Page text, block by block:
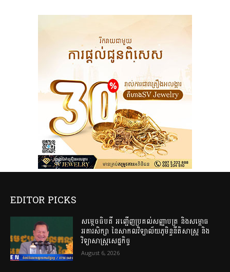
EDITOR PICKS
សម្តេចធិបតី អញ្ជើញប្រគល់សញ្ញាបត្រ និងសម្ពោធ
អគារសិក្សា នៃសាកលវិទ្យាល័យភូមិន្ទនីតិសាស្ត្រ និង
វិទ្យាសាស្ត្រសេដ្ឋកិច្ច
August 6, 2026